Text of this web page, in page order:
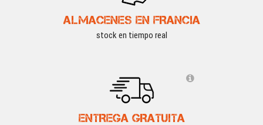
ALMACENES EN FRANCIA
stock en tiempo real
ENTREGA GRATUITA